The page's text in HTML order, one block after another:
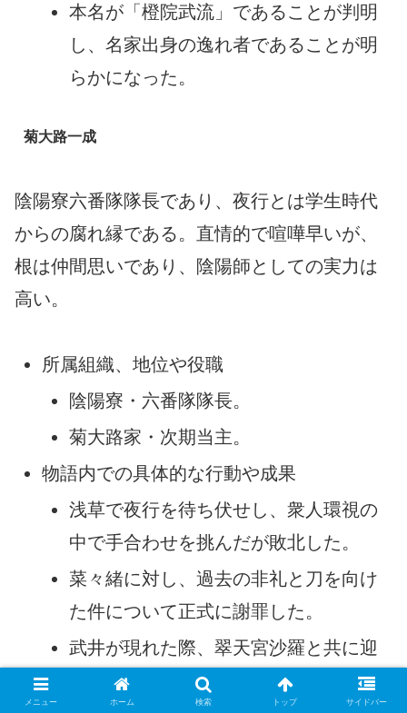
本名が「橙院武流」であることが判明
し、名家出身の逸れ者であることが明
らかになった。
菊大路一成
陰陽寮六番隊隊長であり、夜行とは学生時代
からの腐れ縁である。直情的で喧嘩早いが、
根は仲間思いであり、陰陽師としての実力は
高い。
所属組織、地位や役職
陰陽寮・六番隊隊長。
菊大路家・次期当主。
物語内での具体的な行動や成果
浅草で夜行を待ち伏せし、衆人環視の
中で手合わせを挑んだが敗北した。
菜々緒に対し、過去の非礼と刀を向け
た件について正式に謝罪した。
武井が現れた際、翠天宮沙羅と共に迎
撃に向かった。
メニュー ホーム 検索 トップ サイドバー